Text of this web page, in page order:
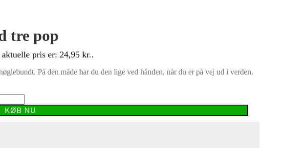
tre pop
aktuelle pris er: 24,95 kr..
På den måde har du den lige ved hånden, når du er på vej ud i verden.
KØB NU